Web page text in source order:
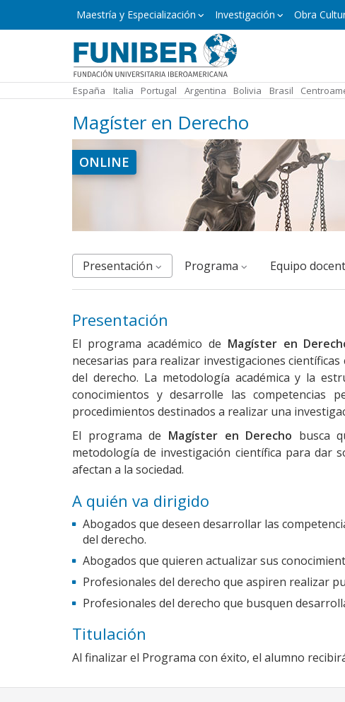
y
Maestría y Especialización Investigación Obra
España Italia Portugal Argentina Bolivia Brasil
Magíster en Derecho
Imagen
ONLINE
Presentación Programa Equipo
Presentación
El programa académico de Magíster en
necesarias para realizar investigaciones
del derecho. La metodología académica y la
conocimientos y desarrolle las competencias
procedimientos destinados a realizar una
El programa de Magíster en Derecho busca
metodología de investigación científica para dar
afectan a la sociedad.
A quién va dirigido
Abogados que deseen desarrollar las
del derecho.
Abogados que quieren actualizar sus
Profesionales del derecho que aspiren realizar
Profesionales del derecho que busquen
Titulación
Al finalizar el Programa con éxito, el alumno